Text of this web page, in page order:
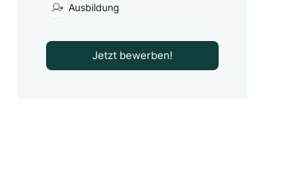
Ausbildung
Jetzt bewerben!